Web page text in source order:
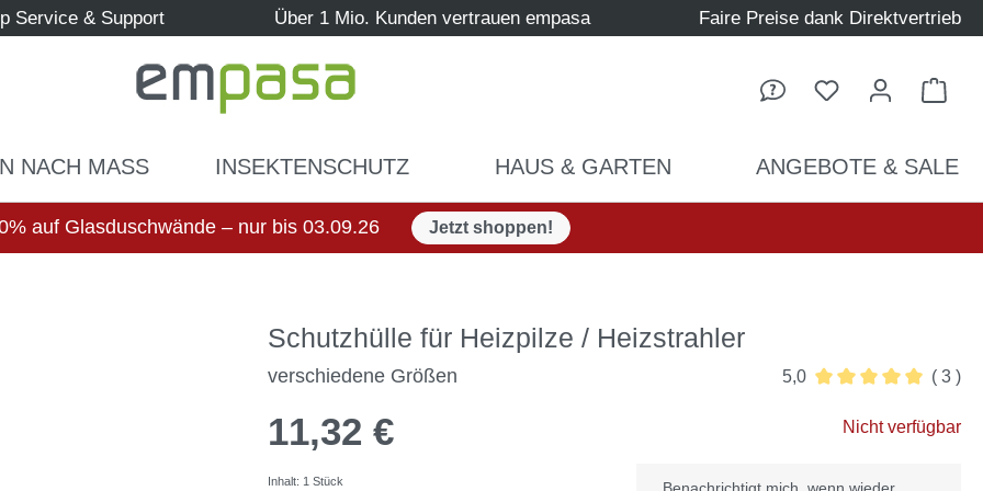
Service & Support Über 1 Mio. Kunden vertrauen empasa Faire Preise dank Direktvertrieb
NACH MASS INSEKTENSCHUTZ HAUS & GARTEN ANGEBOTE & SALE
auf Glasduschwände – nur bis 03.09.26 Jetzt shoppen!
Schutzhülle für Heizpilze / Heizstrahler
verschiedene Größen
5,0
( 3 )
11,32 €
Inhalt: 1 Stück
Nicht verfügbar